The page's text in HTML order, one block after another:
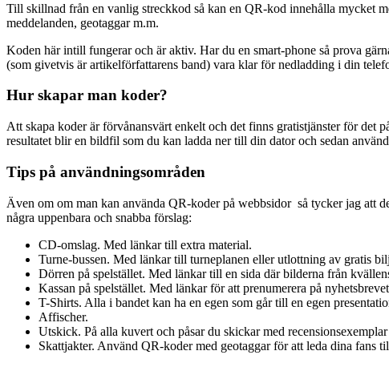
Till skillnad från en vanlig streckkod så kan en QR-kod innehålla mycket
meddelanden, geotaggar m.m.
Koden här intill fungerar och är aktiv. Har du en smart-phone så prova
(som givetvis är artikelförfattarens band) vara klar för nedladding i din
Hur skapar man koder?
Att skapa koder är förvånansvärt enkelt och det finns gratistjänster för det
resultatet blir en bildfil som du kan ladda ner till din dator och sedan
Tips på användningsområden
Även om om man kan använda QR-koder på webbsidor så tycker jag att
några uppenbara och snabba förslag:
CD-omslag. Med länkar till extra material.
Turne-bussen. Med länkar till turneplanen eller utlottning av gratis
Dörren på spelstället. Med länkar till en sida där bilderna från
Kassan på spelstället. Med länkar för att prenumerera på
T-Shirts. Alla i bandet kan ha en egen som går till en egen
Affischer.
Utskick. På alla kuvert och påsar du skickar med
Skattjakter. Använd QR-koder med geotaggar för att leda dina fans